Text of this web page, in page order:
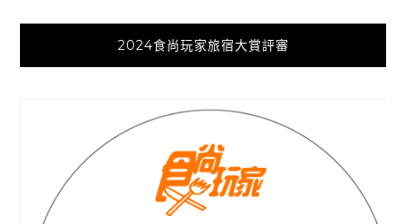
2024食尚玩家旅宿大賞評審